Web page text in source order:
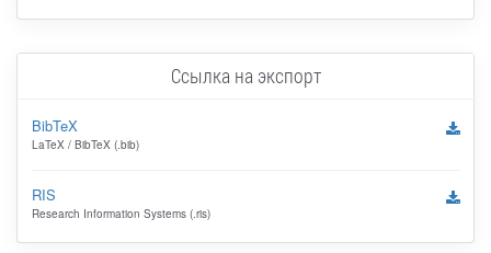
Ссылка на экспорт
BibTeX
LaTeX / BibTeX (.bib)
RIS
Research Information Systems (.ris)